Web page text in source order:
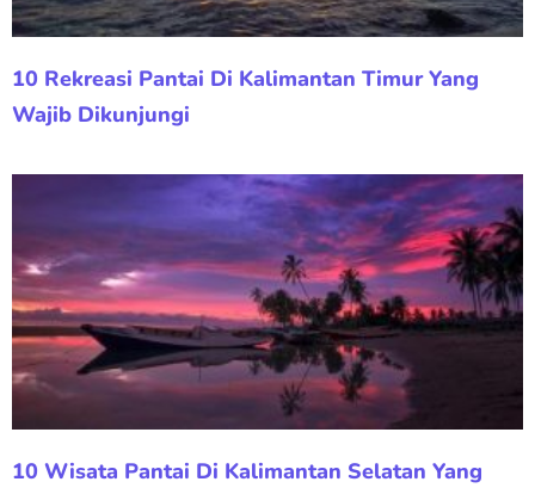
10 Rekreasi Pantai Di Kalimantan Timur Yang
Wajib Dikunjungi
10 Wisata Pantai Di Kalimantan Selatan Yang